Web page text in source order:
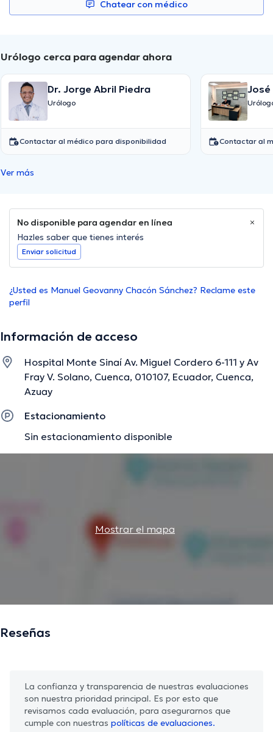
Chatear con médico
Urólogo cerca para agendar ahora
Dr. Jorge Abril Piedra
Urólogo
Contactar al médico para disponibilidad
José
Contactar al
Ver más
No disponible para agendar en línea
Hazles saber que tienes interés
Enviar solicitud
¿Usted es Manuel Geovanny Chacón Sánchez? Reclame este
perfil
Información de acceso
Hospital Monte Sinaí Av. Miguel Cordero 6-111 y Av
Fray V. Solano, Cuenca, 010107, Ecuador, Cuenca,
Azuay
Estacionamiento
Sin estacionamiento disponible
Mostrar el mapa
Reseñas
La confianza y transparencia de nuestras evaluaciones
son nuestra prioridad principal. Es por esto que
revisamos cada evaluación, para asegurarnos que
cumple con nuestras políticas de evaluaciones.